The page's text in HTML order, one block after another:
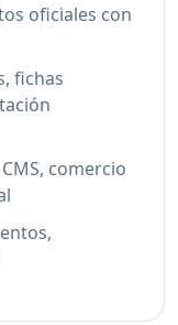
oficiales con
fichas
comercio